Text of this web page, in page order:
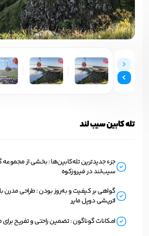
تله کابین سیب لند
جزء جدیدترین تله‌کابین‌ها : بخشی از
سیب‌لند در فیروزکوه
گواهی بر کیفیت و به‌روز بودن : طراحی مدرن
اتریشی دوپل مایر
امکانات گوناگون : تضمین راحتی و تفریح برای